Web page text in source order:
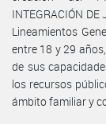
INTEGRACIÓN DE
Lineamientos
entre 18 y 29
de sus
los recursos
ámbito familiar y